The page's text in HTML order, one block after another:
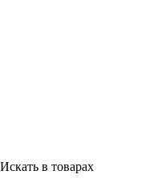
Искать в товарах